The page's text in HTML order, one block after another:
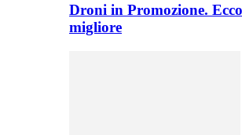
Droni in Promozione.
migliore